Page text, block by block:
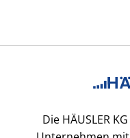
Die HÄUSLER